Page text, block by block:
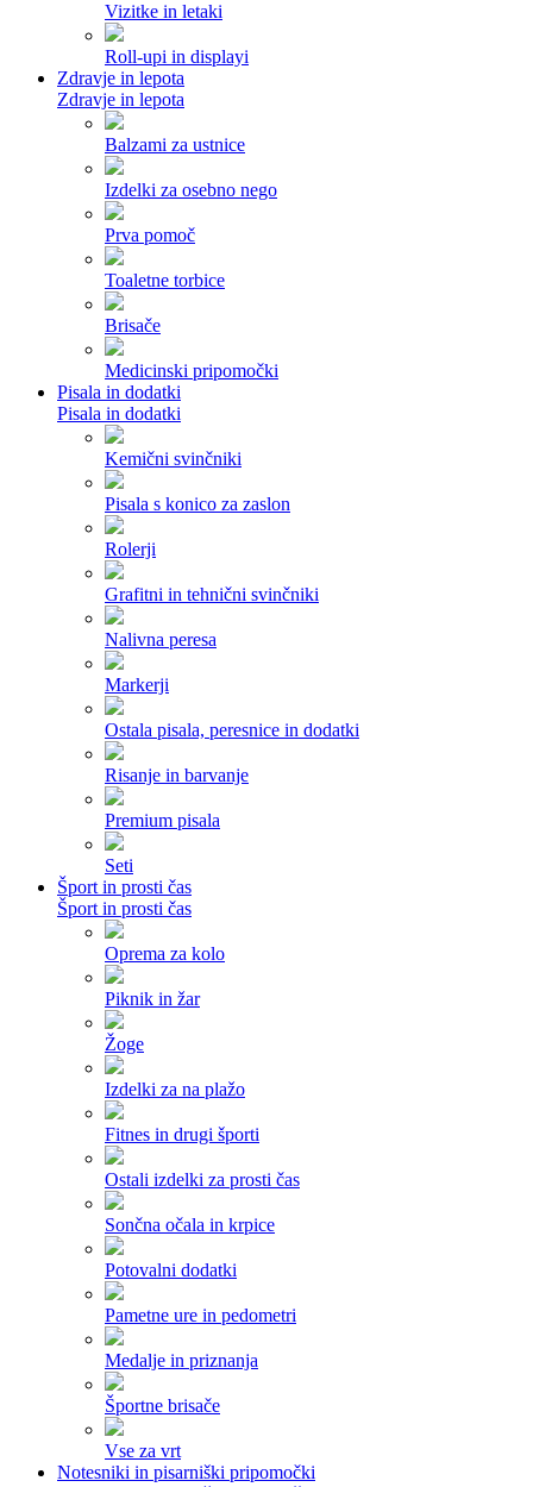
Vizitke in letaki
Roll-upi in displayi
Zdravje in lepota
Zdravje in lepota
Balzami za ustnice
Izdelki za osebno nego
Prva pomoč
Toaletne torbice
Brisače
Medicinski pripomočki
Pisala in dodatki
Pisala in dodatki
Kemični svinčniki
Pisala s konico za zaslon
Rolerji
Grafitni in tehnični svinčniki
Nalivna peresa
Markerji
Ostala pisala, peresnice in dodatki
Risanje in barvanje
Premium pisala
Seti
Šport in prosti čas
Šport in prosti čas
Oprema za kolo
Piknik in žar
Žoge
Izdelki za na plažo
Fitnes in drugi športi
Ostali izdelki za prosti čas
Sončna očala in krpice
Potovalni dodatki
Pametne ure in pedometri
Medalje in priznanja
Športne brisače
Vse za vrt
Notesniki in pisarniški pripomočki